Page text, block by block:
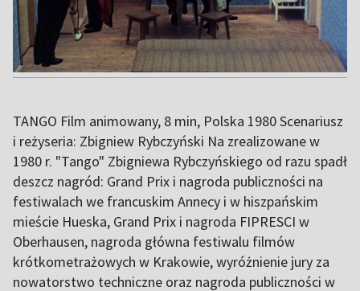
TANGO Film animowany, 8 min, Polska 1980 Scenariusz
i reżyseria: Zbigniew Rybczyński Na zrealizowane w
1980 r. "Tango" Zbigniewa Rybczyńskiego od razu spadł
deszcz nagród: Grand Prix i nagroda publiczności na
festiwalach we francuskim Annecy i w hiszpańskim
mieście Hueska, Grand Prix i nagroda FIPRESCI w
Oberhausen, nagroda główna festiwalu filmów
krótkometrażowych w Krakowie, wyróżnienie jury za
nowatorstwo techniczne oraz nagroda publiczności w